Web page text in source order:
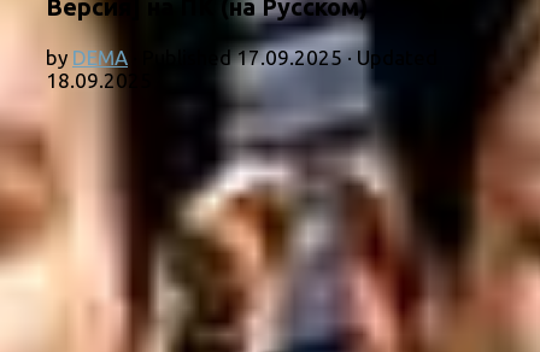
Версия] на ПК (на Русском)
by DEMA · Published17.09.2025· Updated
18.09.2025